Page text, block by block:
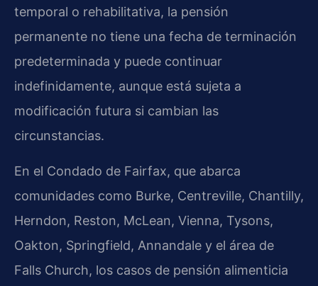
temporal o rehabilitativa, la pensión
permanente no tiene una fecha de terminación
predeterminada y puede continuar
indefinidamente, aunque está sujeta a
modificación futura si cambian las
circunstancias.
En el Condado de Fairfax, que abarca
comunidades como Burke, Centreville, Chantilly,
Herndon, Reston, McLean, Vienna, Tysons,
Oakton, Springfield, Annandale y el área de
Falls Church, los casos de pensión alimenticia